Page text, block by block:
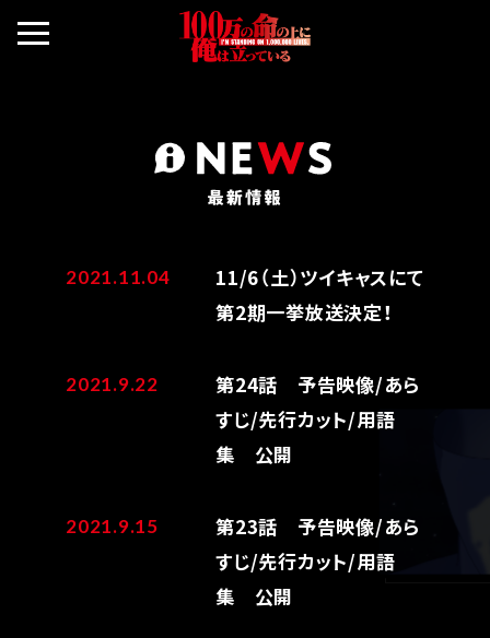
2021.11.04
11/6（土）ツイキャスにて
第2期一挙放送決定！
2021.9.22
第24話 予告映像/あら
すじ/先行カット/用語
集 公開
2021.9.15
第23話 予告映像/あら
すじ/先行カット/用語
集 公開